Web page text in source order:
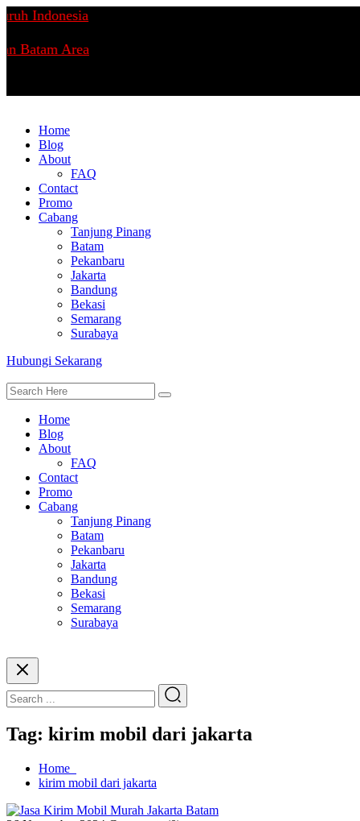
Indonesia
Area
Home
Blog
About
FAQ
Contact
Promo
Cabang
Tanjung Pinang
Batam
Pekanbaru
Jakarta
Bandung
Bekasi
Semarang
Surabaya
Hubungi Sekarang
Home
Blog
About
FAQ
Contact
Promo
Cabang
Tanjung Pinang
Batam
Pekanbaru
Jakarta
Bandung
Bekasi
Semarang
Surabaya
Tag: kirim mobil dari jakarta
Home
kirim mobil dari jakarta